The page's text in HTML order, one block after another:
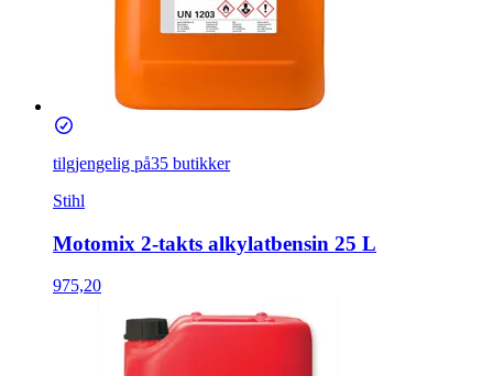
tilgjengelig på35 butikker
Stihl
Motomix 2-takts alkylatbensin 25 L
975,20